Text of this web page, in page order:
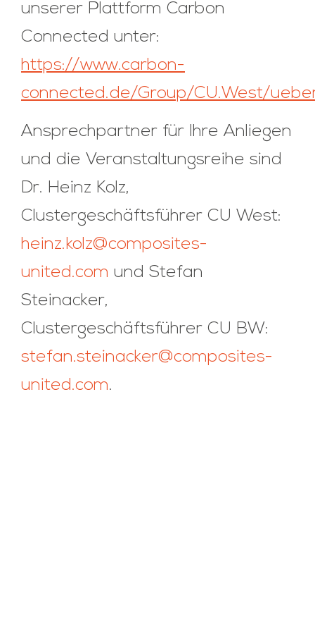
unserer Plattform Carbon
Connected unter:
https://www.carbon-
connected.de/Group/CU.West/
Ansprechpartner für Ihre Anliegen
und die Veranstaltungsreihe sind
Dr. Heinz Kolz,
Clustergeschäftsführer CU West:
heinz.kolz@composites-
united.com und Stefan
Steinacker,
Clustergeschäftsführer CU BW:
stefan.steinacker@composites-
united.com.